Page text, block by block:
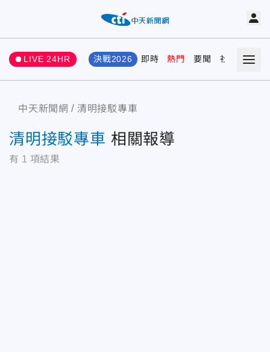
LIVE 24HR 決戰2026 即時 熱門 要聞 社會 娛樂
中天新聞網 清明接駁專車
清明接駁專車 相關報導
有 1 項結果